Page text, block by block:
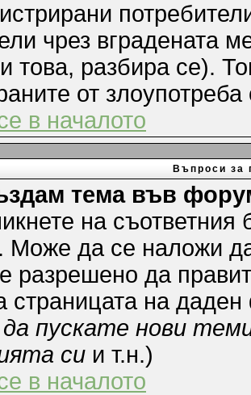
чрез вградената
това, разбира се).
от
в началото
Въпроси за
тема във
на
Може да се наложи
разрешено да
страницата на
да пускате нови
си и т.н.)
в началото